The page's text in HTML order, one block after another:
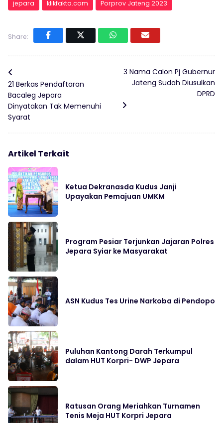
jepara klikfakta.com Porprov Jateng 2023
Share:
21 Berkas Pendaftaran
Bacaleg Jepara
Dinyatakan Tak Memenuhi
Syarat
3 Nama Calon Pj Gubernur
Jateng Sudah Diusulkan
DPRD
Artikel Terkait
Ketua Dekranasda Kudus Janji
Upayakan Pemajuan UMKM
Program Pesiar Terjunkan Jajaran Polres
Jepara Syiar ke Masyarakat
ASN Kudus Tes Urine Narkoba di Pendopo
Puluhan Kantong Darah Terkumpul
dalam HUT Korpri- DWP Jepara
Ratusan Orang Meriahkan Turnamen
Tenis Meja HUT Korpri Jepara